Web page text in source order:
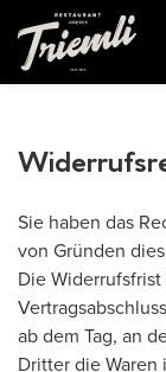
Sie haben das
von Gründen
Die
ab dem Tag, an
Dritter die